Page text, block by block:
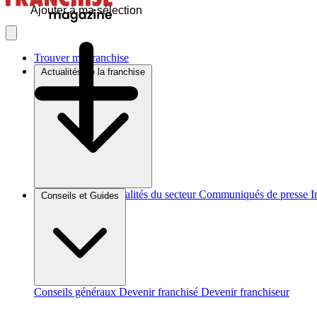
Trouver ma franchise
Actualités de la franchise
Brèves et actus Actualités du secteur Communiqués de presse
Conseils et Guides
Conseils généraux Devenir franchisé Devenir franchiseur
Ajouter à ma sélection